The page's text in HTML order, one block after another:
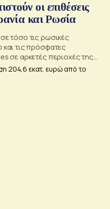
οι επιθέσεις
και Ρωσία
τόσο τις ρωσικές
τις πρόσφατες
σε αρκετές περιοχές της
απώλειες μεταξύ αμάχων και